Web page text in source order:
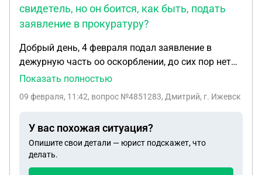
свидетель, но он боится, как быть, подать
заявление в прокуратуру?
Добрый день, 4 февраля подал заявление в
дежурную часть оо оскорблении, до сих пор нет
письменной информации о принятии. мер по
противоправным посягательствам от того же
есть свидетель, но он боится, как быть, подать
заявление в прокуратуру?
Показать полностью
09 февраля, 11:42, вопрос №4851283, Дмитрий, г. Ижевск
У вас похожая ситуация?
Опишите свои детали — юрист подскажет, что
делать.